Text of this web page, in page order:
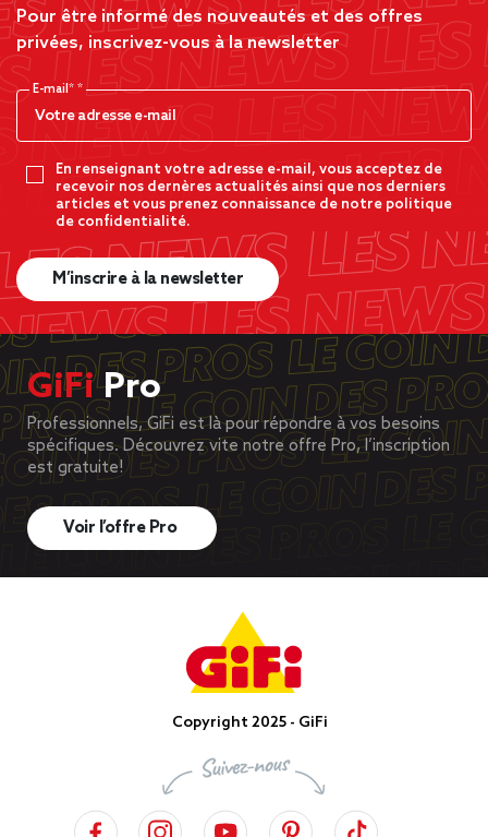
Pour être informé des nouveautés et des offres
privées, inscrivez-vous à la newsletter
E-mail*
En renseignant votre adresse e-mail, vous acceptez de
recevoir nos dernères actualités ainsi que nos derniers
articles et vous prenez connaissance de notre politique
de confidentialité.
M’inscrire à la newsletter
GiFiPro
Professionnels, GiFi est là pour répondre à vos besoins
spécifiques. Découvrez vite notre offre Pro, l’inscription
est gratuite!
Voir l’offre Pro
Copyright 2025 - GiFi